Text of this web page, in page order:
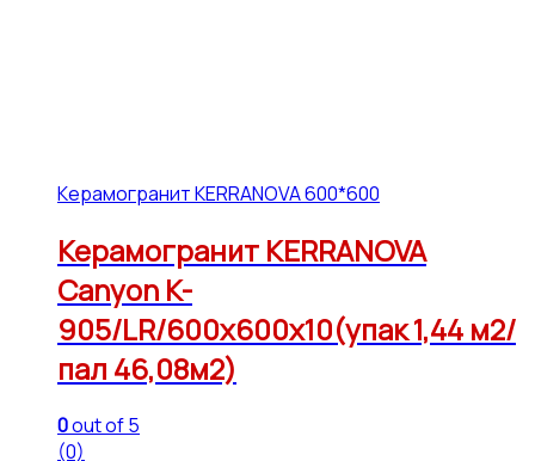
Керамогранит KERRANOVA 600*600
Керамогранит KERRANOVA
Canyon K-
905/LR/600x600x10(упак 1,44 м2/
пал 46,08м2)
0out of 5
(0)